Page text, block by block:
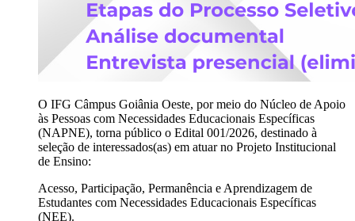
O IFG Câmpus Goiânia Oeste, por meio do Núcleo de Apoio
às Pessoas com Necessidades Educacionais Específicas
(NAPNE), torna público o Edital 001/2026, destinado à
seleção de interessados(as) em atuar no Projeto Institucional
de Ensino:
Acesso, Participação, Permanência e Aprendizagem de
Estudantes com Necessidades Educacionais Específicas
(NEE).